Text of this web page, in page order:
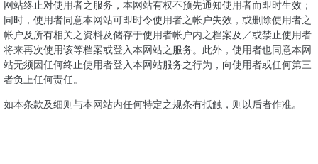
网站终止对使用者之服务，本网站有权不预先通知使用者而即时生效；
同时，使用者同意本网站可即时令使用者之帐户失效，或删除使用者之
帐户及所有相关之资料及储存于使用者帐户内之档案及／或禁止使用者
将来再次使用该等档案或登入本网站之服务。此外，使用者也同意本网
站无须因任何终止使用者登入本网站服务之行为，向使用者或任何第三
者负上任何责任。
如本条款及细则与本网站内任何特定之规条有抵触，则以后者作准。